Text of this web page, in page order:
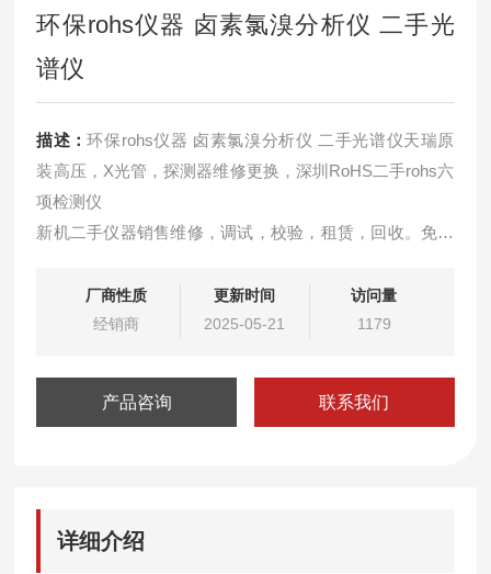
环保rohs仪器 卤素氯溴分析仪 二手光
谱仪
描述：环保rohs仪器 卤素氯溴分析仪 二手光谱仪天瑞原
装高压，X光管，探测器维修更换，深圳RoHS二手rohs六
项检测仪
新机二手仪器销售维修，调试，校验，租赁，回收。免费
租赁环保测试仪器，可根据客户需要选择相应的日期租
赁，免费提供相应的技术支持和满意的服务，如有意向和
厂商性质
经销商
更新时间
2025-05-21
访问量
1179
产品咨询 联系我们
详细介绍